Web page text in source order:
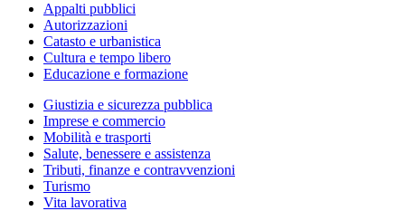
Appalti pubblici
Autorizzazioni
Catasto e urbanistica
Cultura e tempo libero
Educazione e formazione
Giustizia e sicurezza pubblica
Imprese e commercio
Mobilità e trasporti
Salute, benessere e assistenza
Tributi, finanze e contravvenzioni
Turismo
Vita lavorativa